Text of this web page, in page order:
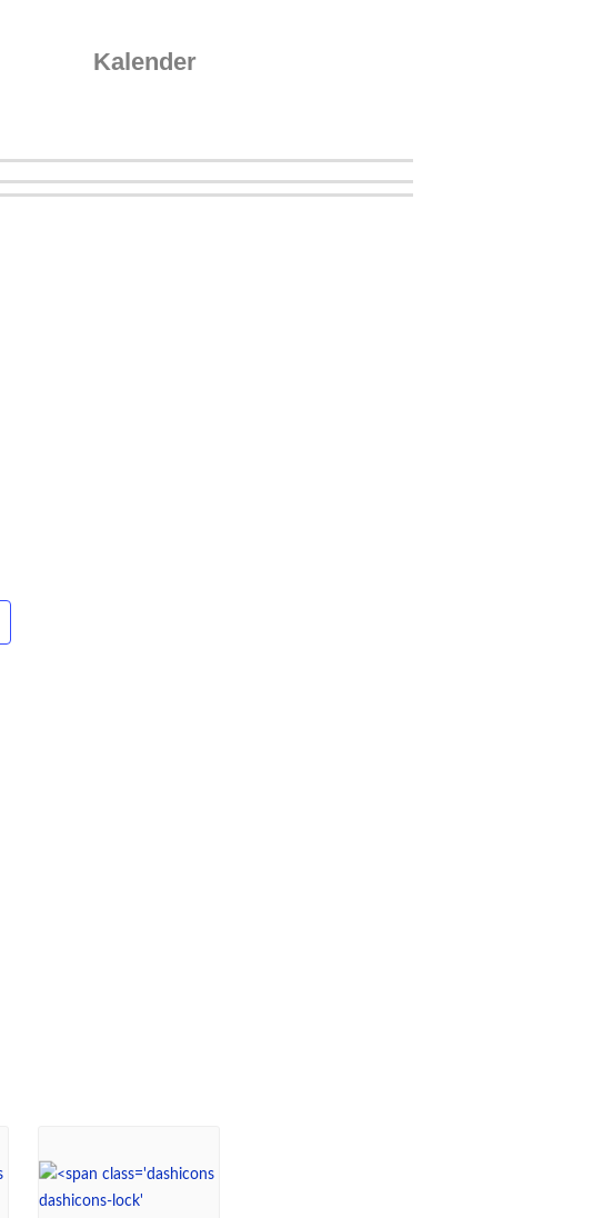
Kalender